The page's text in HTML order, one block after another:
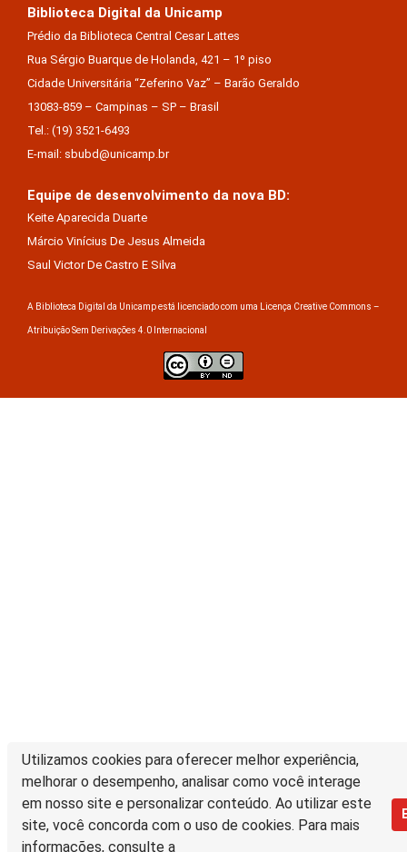
Utilizamos cookies para oferecer melhor experiência,
melhorar o desempenho, analisar como você interage
em nosso site e personalizar conteúdo. Ao utilizar este
site, você concorda com o uso de cookies. Para mais
informações, consulte a
Biblioteca Digital da Unicamp
Prédio da Biblioteca Central Cesar Lattes
Rua Sérgio Buarque de Holanda, 421 – 1º piso
Cidade Universitária “Zeferino Vaz” – Barão Geraldo
13083-859 – Campinas – SP – Brasil
Tel.: (19) 3521-6493
E-mail: sbubd@unicamp.br
Equipe de desenvolvimento da nova BD:
Keite Aparecida Duarte
Márcio Vinícius De Jesus Almeida
Saul Victor De Castro E Silva
A Biblioteca Digital da Unicamp está licenciado com uma Licença Creative Commons –
Atribuição Sem Derivações 4.0 Internacional